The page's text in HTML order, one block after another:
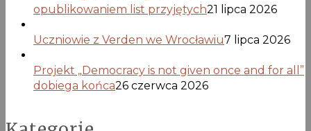
opublikowaniem list przyjętych21 lipca 2026
Uczniowie z Verden we Wrocławiu7 lipca 2026
Projekt „Democracy is not given once and for all”
dobiega końca26 czerwca 2026